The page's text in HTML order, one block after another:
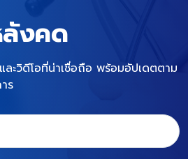
งคด
ละวิดีโอที่น่าเชื่อถือ พร้อมอัปเดตตาม
ร